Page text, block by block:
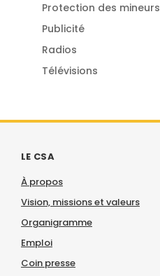
Protection des mineurs
Publicité
Radios
Télévisions
LE CSA
À propos
Vision, missions et valeurs
Organigramme
Emploi
Coin presse